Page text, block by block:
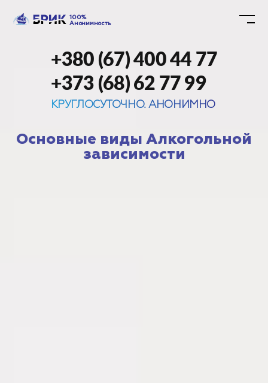
100%
Анонимность
+380 (67) 400 44 77
+373 (68) 62 77 99
КРУГЛОСУТОЧНО. АНОНИМНО
Основные виды Алкогольной
зависимости